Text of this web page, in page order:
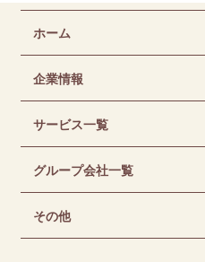
ホーム
企業情報
サービス一覧
グループ会社一覧
その他